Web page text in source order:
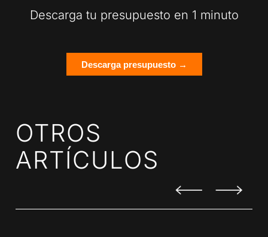
Descarga tu presupuesto en 1 minuto
Descarga presupuesto →
OTROS
ARTÍCULOS